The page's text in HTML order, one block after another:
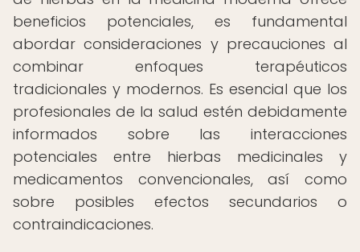
beneficios potenciales, es fundamental
abordar consideraciones y precauciones al
combinar enfoques terapéuticos
tradicionales y modernos. Es esencial que los
profesionales de la salud estén debidamente
informados sobre las interacciones
potenciales entre hierbas medicinales y
medicamentos convencionales, así como
sobre posibles efectos secundarios o
contraindicaciones.